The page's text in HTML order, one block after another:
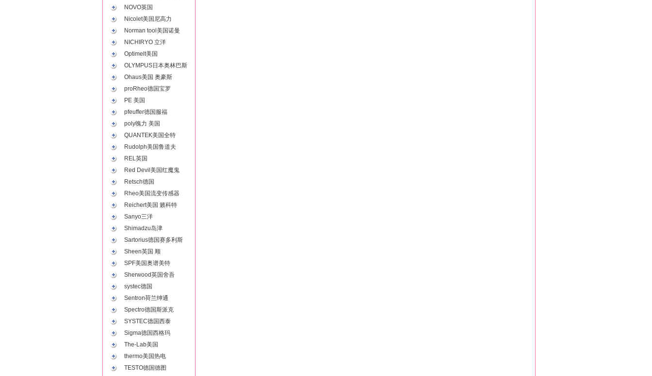
NOVO英国
Nicolet美国尼高力
Norman tool美国诺曼
NICHIRYO 立洋
Optimelt美国
OLYMPUS日本奥林巴斯
Ohaus美国 奥豪斯
proRheo德国宝罗
PE 美国
pfeuffer德国服福
poly魄力 美国
QUANTEK美国全特
Rudolph美国鲁道夫
REL英国
Red Devil美国红魔鬼
Retsch德国
Rheo美国流变传感器
Reichert美国 籁科特
Sanyo三洋
Shimadzu岛津
Sartorius德国赛多利斯
Sheen英国 顺
SPF美国奥谱美特
Sherwood英国舍吾
systec德国
Sentron荷兰绅通
Spectro德国斯派克
SYSTEC德国西泰
Sigma德国西格玛
The-Lab美国
thermo美国热电
TESTO德国德图